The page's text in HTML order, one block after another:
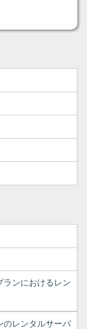
ランにおけるレン
のレンタルサーバ